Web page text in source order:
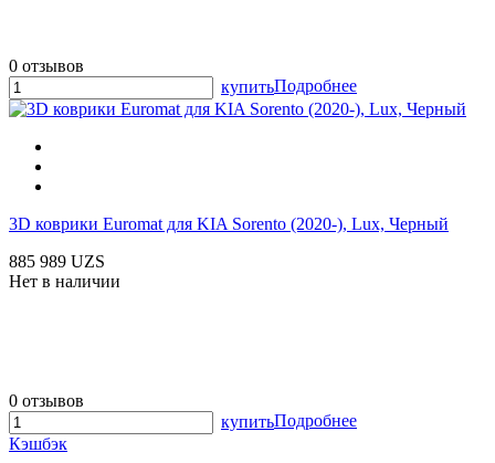
0 отзывов
купитьПодробнее
3D коврики Euromat для KIA Sorento (2020-), Lux, Черный
885 989 UZS
Нет в наличии
0 отзывов
купитьПодробнее
Кэшбэк